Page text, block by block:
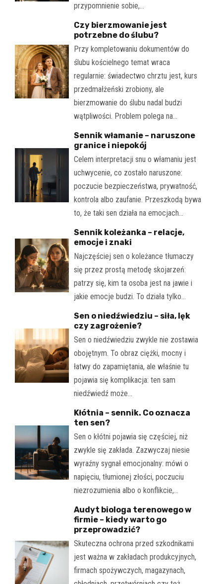
przypomnienie sobie,…
Czy bierzmowanie jest
potrzebne do ślubu?
Przy kompletowaniu dokumentów do
ślubu kościelnego temat wraca
regularnie: świadectwo chrztu jest, kurs
przedmałżeński zrobiony, ale
bierzmowanie do ślubu nadal budzi
wątpliwości. Problem polega na…
Sennik włamanie – naruszone
granice i niepokój
Celem interpretacji snu o włamaniu jest
uchwycenie, co zostało naruszone:
poczucie bezpieczeństwa, prywatność,
kontrola albo zaufanie. Przeszkodą bywa
to, że taki sen działa na emocjach…
Sennik koleżanka – relacje,
emocje i znaki
Najczęściej sen o koleżance tłumaczy
się przez prostą metodę skojarzeń:
patrzy się, kim ta osoba jest na jawie i
jakie emocje budzi. To działa tylko…
Sen o niedźwiedziu – siła, lęk
czy zagrożenie?
Sen o niedźwiedziu zwykle nie zostawia
obojętnym. To obraz ciężki, mocny i
łatwy do zapamiętania, ale właśnie tu
pojawia się komplikacja: ten sam
niedźwiedź może…
Kłótnia – sennik. Co oznacza
ten sen?
Sen o kłótni pojawia się częściej, niż
zwykle się zakłada. Zazwyczaj niesie
wyraźny sygnał emocjonalny: mówi o
napięciu, tłumionej złości, poczuciu
niezrozumienia albo o konflikcie,…
Audyt biologa terenowego w
firmie – kiedy warto go
przeprowadzić?
Skuteczna ochrona przed szkodnikami
jest ważna w zakładach produkcyjnych,
firmach spożywczych, magazynach,